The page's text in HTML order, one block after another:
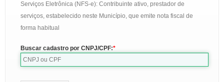
Serviços Eletrônica (NFS-e): Contribuinte ativo, prestador de
serviços, estabelecido neste Município, que emite nota fiscal de
forma habitual
Buscar cadastro por CNPJ/CPF: